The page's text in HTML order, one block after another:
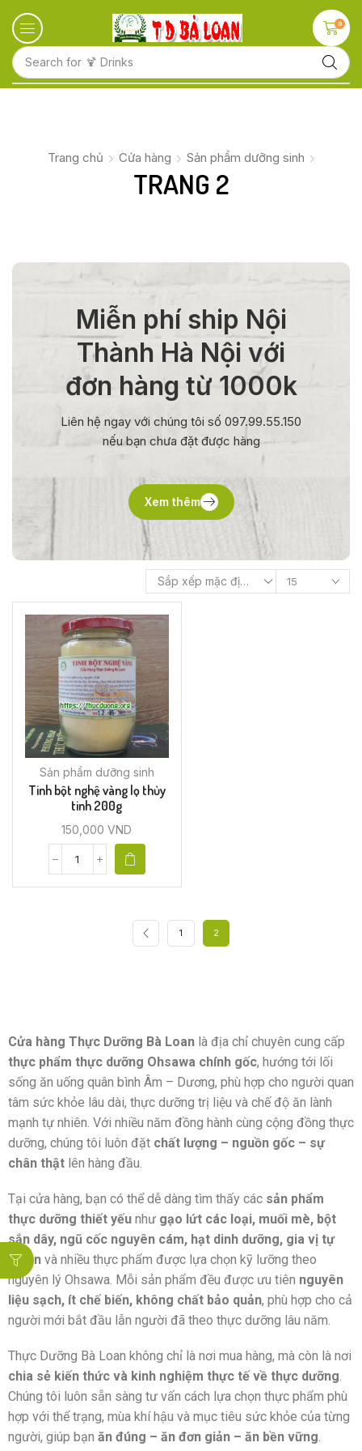
Search for 🍹 Drinks
0
Trang chủ Cửa hàng Sản phẩm dưỡng sinh
TRANG 2
Miễn phí ship Nội
Thành Hà Nội với
đơn hàng từ 1000k
Liên hệ ngay với chúng tôi số 097.99.55.150
nếu bạn chưa đặt được hàng
Xem thêm
Sản phẩm dưỡng sinh
Tinh bột nghệ vàng lọ thủy
tinh 200g
150,000VND
1 2
Cửa hàng Thực Dưỡng Bà Loan là địa chỉ chuyên cung cấp
thực phẩm thực dưỡng Ohsawa chính gốc, hướng tới lối
sống ăn uống quân bình Âm – Dương, phù hợp cho người quan
tâm sức khỏe lâu dài, thực dưỡng trị liệu và chế độ ăn lành
mạnh tự nhiên. Với nhiều năm đồng hành cùng cộng đồng thực
dưỡng, chúng tôi luôn đặt chất lượng – nguồn gốc – sự
chân thật lên hàng đầu.
Tại cửa hàng, bạn có thể dễ dàng tìm thấy các sản phẩm
thực dưỡng thiết yếu như gạo lứt các loại, muối mè, bột
sắn dây, ngũ cốc nguyên cám, hạt dinh dưỡng, gia vị tự
nhiên và nhiều thực phẩm được lựa chọn kỹ lưỡng theo
nguyên lý Ohsawa. Mỗi sản phẩm đều được ưu tiên nguyên
liệu sạch, ít chế biến, không chất bảo quản, phù hợp cho cả
người mới bắt đầu lẫn người đã theo thực dưỡng lâu năm.
Thực Dưỡng Bà Loan không chỉ là nơi mua hàng, mà còn là nơi
chia sẻ kiến thức và kinh nghiệm thực tế về thực dưỡng
Chúng tôi luôn sẵn sàng tư vấn cách lựa chọn thực phẩm phù
hợp với thể trạng, mùa khí hậu và mục tiêu sức khỏe của từng
người, giúp bạn ăn đúng – ăn đơn giản – ăn bền vững